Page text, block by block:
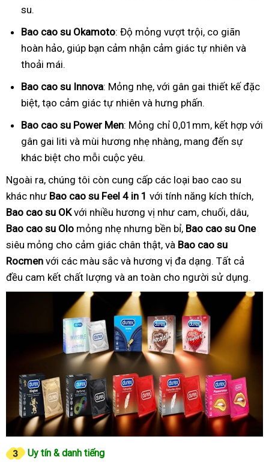
su.
Bao cao su Okamoto: Độ mỏng vượt trội, co giãn
hoàn hảo, giúp bạn cảm nhận cảm giác tự nhiên và
thoải mái.
Bao cao su Innova: Mỏng nhẹ, với gân gai thiết kế đặc
biệt, tạo cảm giác tự nhiên và hưng phấn.
Bao cao su Power Men: Mỏng chỉ 0,01mm, kết hợp với
gân gai liti và mùi hương nhẹ nhàng, mang đến sự
khác biệt cho mỗi cuộc yêu.
Ngoài ra, chúng tôi còn cung cấp các loại bao cao su
khác như Bao cao su Feel 4 in 1 với tính năng kích thích,
Bao cao su OKvới nhiều hương vị như cam, chuối, dâu,
Bao cao su Olo mỏng nhẹ nhưng bền bỉ, Bao cao su One
siêu mỏng cho cảm giác chân thật, và Bao cao su
Rocmen với các màu sắc và hương vị đa dạng. Tất cả
đều cam kết chất lượng và an toàn cho người sử dụng.
Uy tín & danh tiếng